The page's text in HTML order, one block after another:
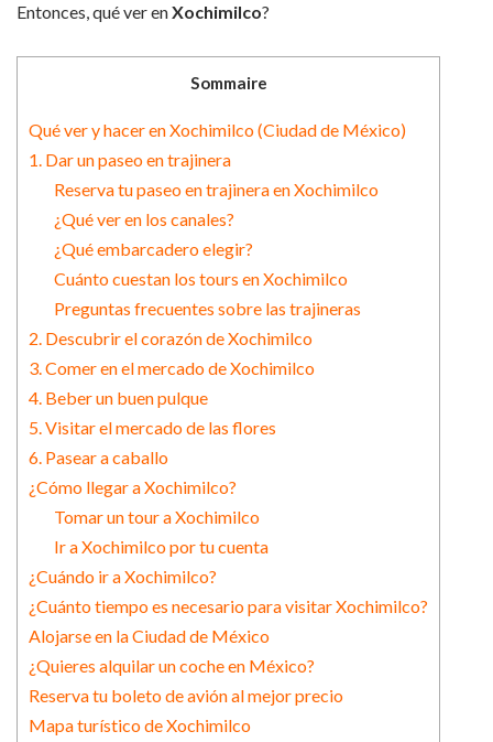
Entonces, qué ver enXochimilco?
Sommaire
Qué ver y hacer en Xochimilco (Ciudad de México)
1. Dar un paseo en trajinera
Reserva tu paseo en trajinera en Xochimilco
¿Qué ver en los canales?
¿Qué embarcadero elegir?
Cuánto cuestan los tours en Xochimilco
Preguntas frecuentes sobre las trajineras
2. Descubrir el corazón de Xochimilco
3. Comer en el mercado de Xochimilco
4. Beber un buen pulque
5. Visitar el mercado de las flores
6. Pasear a caballo
¿Cómo llegar a Xochimilco?
Tomar un tour a Xochimilco
Ir a Xochimilco por tu cuenta
¿Cuándo ir a Xochimilco?
¿Cuánto tiempo es necesario para visitar Xochimilco?
Alojarse en la Ciudad de México
¿Quieres alquilar un coche en México?
Reserva tu boleto de avión al mejor precio
Mapa turístico de Xochimilco